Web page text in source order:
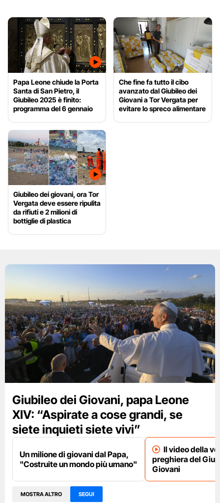
Papa Leone chiude la Porta
Santa di San Pietro, il
Giubileo 2025 è finito:
programma del 6 gennaio
Che fine fa tutto il cibo
avanzato dal Giubileo dei
Giovani a Tor Vergata per
evitare lo spreco alimentare
Giubileo dei giovani, ora Tor
Vergata deve essere ripulita
da rifiuti e 2 milioni di
bottiglie di plastica
Giubileo dei Giovani, papa Leone
XIV: “Aspirate a cose grandi, se
siete inquieti siete vivi”
Un milione di giovani dal Papa,
"Costruite un mondo più umano"
Il video della
preghiera del
Giovani
MOSTRA ALTRO SEGUI